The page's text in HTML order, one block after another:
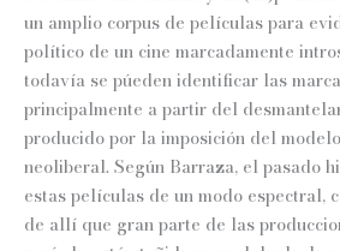
un amplio corpus de películas para
político de un cine marcadamente
todavía se púeden identificar las
principalmente a partir del
producido por la imposición del
neoliberal. Según Barraza, el pasado
estas películas de un modo espectral,
de allí que gran parte de las